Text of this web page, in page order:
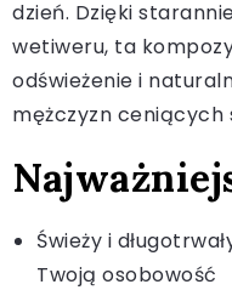
dzień. Dzięki
wetiweru, ta
odświeżenie i
mężczyzn ceniących
Świeży i
Twoją osobowość